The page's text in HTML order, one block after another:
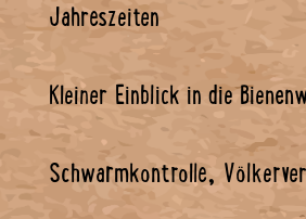
Jahreszeiten
Kleiner Einblick in die
Schwarmkontrolle,